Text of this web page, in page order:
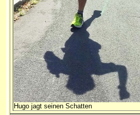
Hugo jagt seinen Schatten